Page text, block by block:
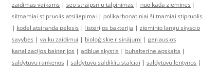
zaidimas vaikams | seo straipsniu talpinimas | nuo kada ziemines |
siltnamiai stipruolis atsiliepimai | polikarbonatiniai šiltnamiai stipruolis
| kodel atsiranda pelesis | listerijos bakterija | zieminio langu skyscio
savybes | vaiku zaidimui | bioloģiskie risinājumi | geriausios
kanalizacijos bakterijos | adblue skystis | buhalterine apskaita |
saldytuvu rankenos | saldytuvu saldikliu stalciai | saldytuvu lentynos |